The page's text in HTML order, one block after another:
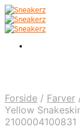
Forside / Farver
Yellow
2100004100831